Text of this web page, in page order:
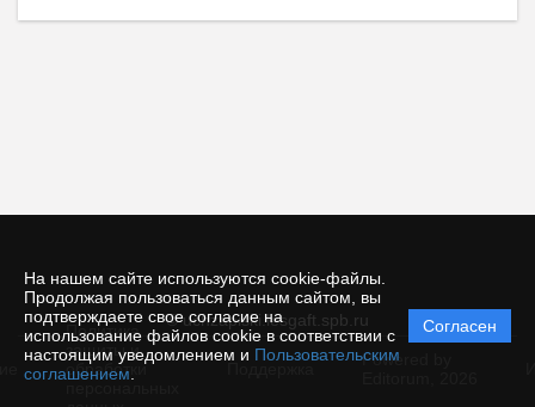
На нашем сайте используются cookie-файлы.
Продолжая пользоваться данным сайтом, вы
подтверждаете свое согласие на
использование файлов cookie в соответствии с
настоящим уведомлением и Пользовательским
соглашением
Согласен
© uchzapiski.lesgaft.spb.ru
Политика
защиты и
обработки
Powered by